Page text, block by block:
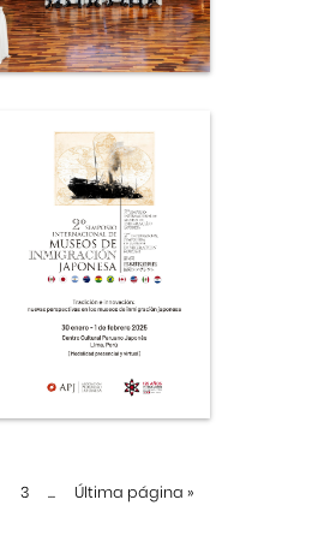
3 ... Última página »